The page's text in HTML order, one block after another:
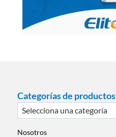
Categorías de productos
Selecciona
una
categoría
Nosotros